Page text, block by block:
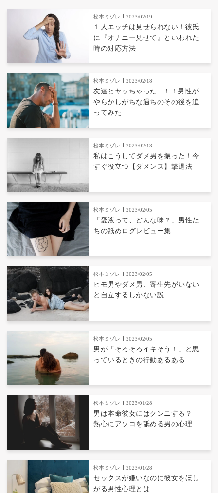
松本ミゾレ 2023/02/19
１人エッチは見せられない！彼氏
に『オナニー見せて』といわれた
時の対応方法
松本ミゾレ 2023/02/18
友達とヤッちゃった...！！男性が
やらかしがちな過ちのその後を追
ってみた
松本ミゾレ 2023/02/18
私はこうしてダメ男を振った！今
すぐ役立つ【ダメンズ】撃退法
松本ミゾレ 2023/02/05
「愛液って、どんな味？」男性た
ちの舐めログレビュー集
松本ミゾレ 2023/02/05
ヒモ男やダメ男、寄生先がいない
と自立するしかない説
松本ミゾレ 2023/02/05
男が「そろそろイキそう！」と思
っているときの行動あるある
松本ミゾレ 2023/01/28
男は本命彼女にはクンニする？
熱心にアソコを舐める男の心理
松本ミゾレ 2023/01/28
セックスが嫌いなのに彼女をほし
がる男性心理とは